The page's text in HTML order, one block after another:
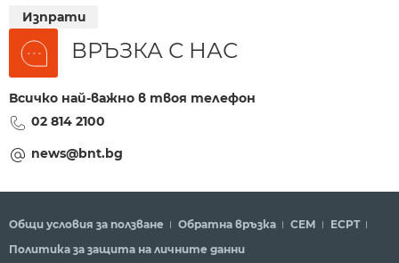
Изпрати
ВРЪЗКА С НАС
Всичко най-важно в твоя телефон
02 814 2100
news@bnt.bg
Общи условия за ползване Обратна връзка СЕМ
ECPT
Политика за защита на личните данни